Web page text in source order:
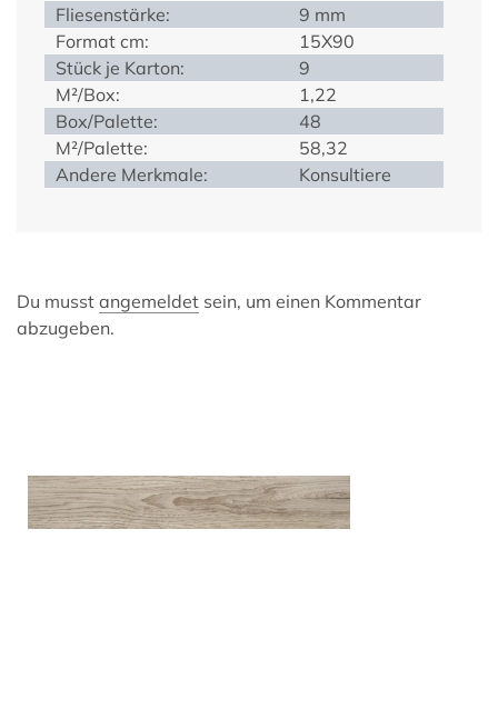
Fliesenstärke:
9 mm
Format cm:
15X90
Stück je Karton:
9
M²/Box:
1,22
Box/Palette:
48
M²/Palette:
58,32
Andere Merkmale:
Konsultiere
Du musst angemeldet sein, um einen Kommentar
abzugeben.